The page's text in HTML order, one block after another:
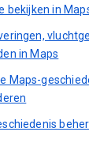
bekijken in
in Maps
Maps-